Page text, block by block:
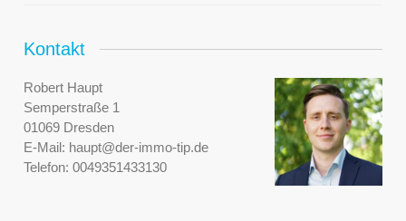
Kontakt
Robert Haupt
Semperstraße 1
01069 Dresden
E-Mail: haupt@der-immo-tip.de
Telefon: 0049351433130